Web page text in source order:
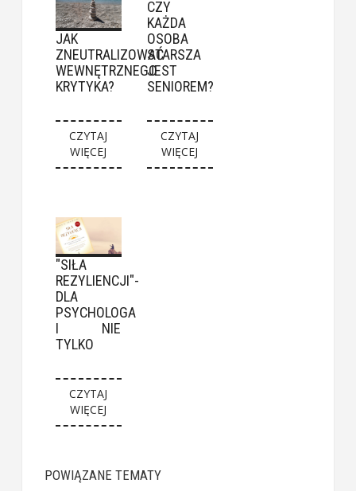
JAK
ZNEUTRALIZOWAĆ
WEWNĘTRZNEGO
KRYTYKA?
CZYTAJ
WIĘCEJ
CZY
KAŻDA
OSOBA
STARSZA
JEST
SENIOREM?
CZYTAJ
WIĘCEJ
"SIŁA
REZYLIENCJI"-
DLA
PSYCHOLOGA
I NIE
TYLKO
CZYTAJ
WIĘCEJ
POWIĄZANE TEMATY